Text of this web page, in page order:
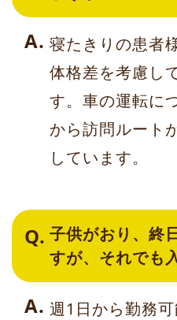
寝たきりの患者
体格差を考慮し
す。車の運転に
から訪問ルート
しています。
子供がおり、終
すが、それでも
週1日から勤務